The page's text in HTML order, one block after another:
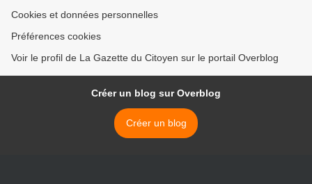
Cookies et données personnelles
Préférences cookies
Voir le profil de La Gazette du Citoyen sur le portail Overblog
Créer un blog sur Overblog
Créer un blog